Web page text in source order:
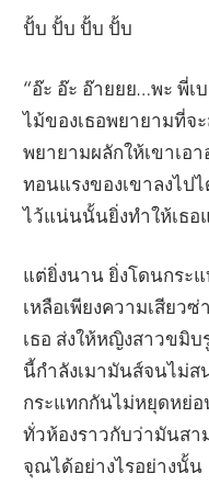
ปั้บ ปั้บ ปั้บ ปั้บ
“อ๊ะ อ๊ะ อ๊ายยย…พะ พี่เ
ไม้ของเธอพยายามที่จ
พยายามผลักให้เขาเอ
ทอนแรงของเขาลงไปไ
ไว้แน่นนั้นยิ่งทำให้เธอ
แต่ยิ่งนาน ยิ่งโดนกระ
เหลือเพียงความเสียว
เธอ ส่งให้หญิงสาวขมิ
นี้กำลังเมามันส์จนไม่ส
กระแทกกันไม่หยุดหย่
ทั่วห้องราวกับว่ามันสา
จุณได้อย่างไรอย่างนั้น